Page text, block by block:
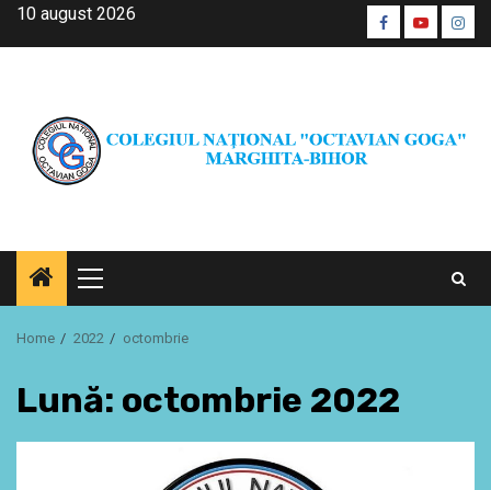
Skip10 august 2026 Facebook
Youtube
CŞE
Primary
Menu
Home 2022 octombrie
Lună: octombrie 2022